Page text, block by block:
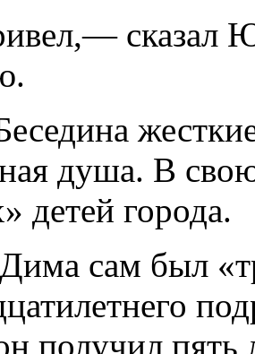
сказал
душа. В
детей города.
сам был
получил пять